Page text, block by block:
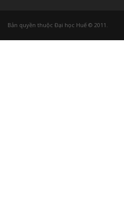
Bản quyền thuộc Đại học Huế © 2011.